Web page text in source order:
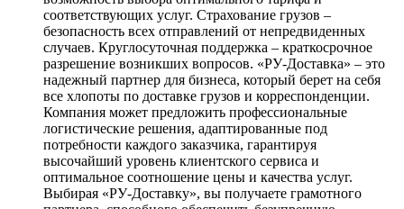
соответствующих услуг. Страхование грузов –
безопасность всех отправлений от непредвиденных
случаев. Круглосуточная поддержка – краткосрочное
разрешение возникших вопросов. «РУ-Доставка» – это
надежный партнер для бизнеса, который берет на себя
все хлопоты по доставке грузов и корреспонденции.
Компания может предложить профессиональные
логистические решения, адаптированные под
потребности каждого заказчика, гарантируя
высочайший уровень клиентского сервиса и
оптимальное соотношение цены и качества услуг.
Выбирая «РУ-Доставку», вы получаете грамотного